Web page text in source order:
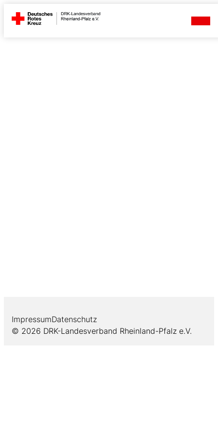
© 2026 DRK-Landesverband Rheinland-Pfalz e.V.
ImpressumDatenschutz